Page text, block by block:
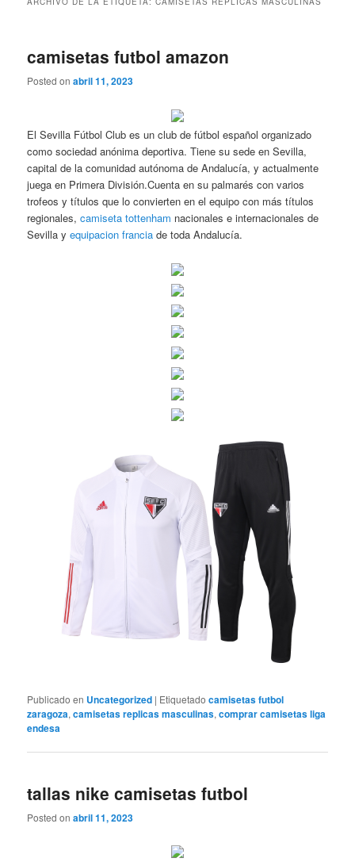
camisetas futbol amazon
Posted onabril 11, 2023
El Sevilla Fútbol Club es un club de fútbol español organizado
como sociedad anónima deportiva. Tiene su sede en Sevilla,
capital de la comunidad autónoma de Andalucía, y actualmente
juega en Primera División.Cuenta en su palmarés con varios
trofeos y títulos que lo convierten en el equipo con más títulos
regionales,camiseta tottenham nacionales e internacionales de
Sevilla yequipacion francia de toda Andalucía.
Publicado en Uncategorized | Etiquetado camisetas futbol
zaragoza,camisetas replicas masculinas,comprar camisetas liga
endesa
tallas nike camisetas futbol
Posted onabril 11, 2023